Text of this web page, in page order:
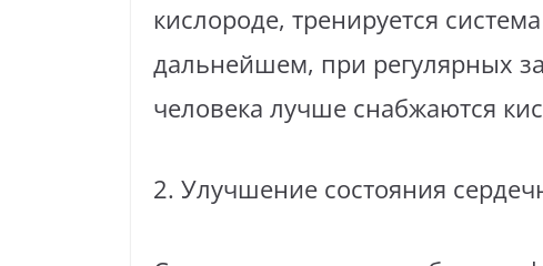
кислороде, тренируется
дальнейшем, при регулярных
человека лучше снабжаются
2. Улучшение состояния